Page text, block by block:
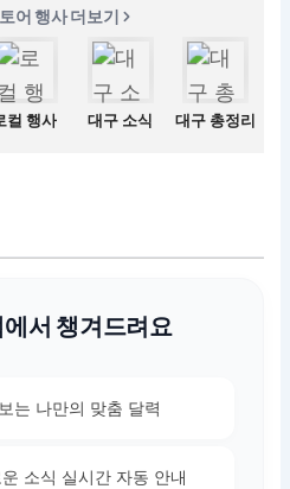
어 행사 더보기
컬 행사 대구 소식 대구 총정리
서 챙겨드려요
는 나만의 맞춤 달력
소식 실시간 자동 안내